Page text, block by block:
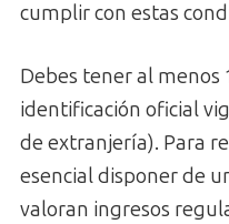
cumplir con estas
Debes tener al menos
identificación oficial
de extranjería). Para
esencial disponer de
valoran ingresos